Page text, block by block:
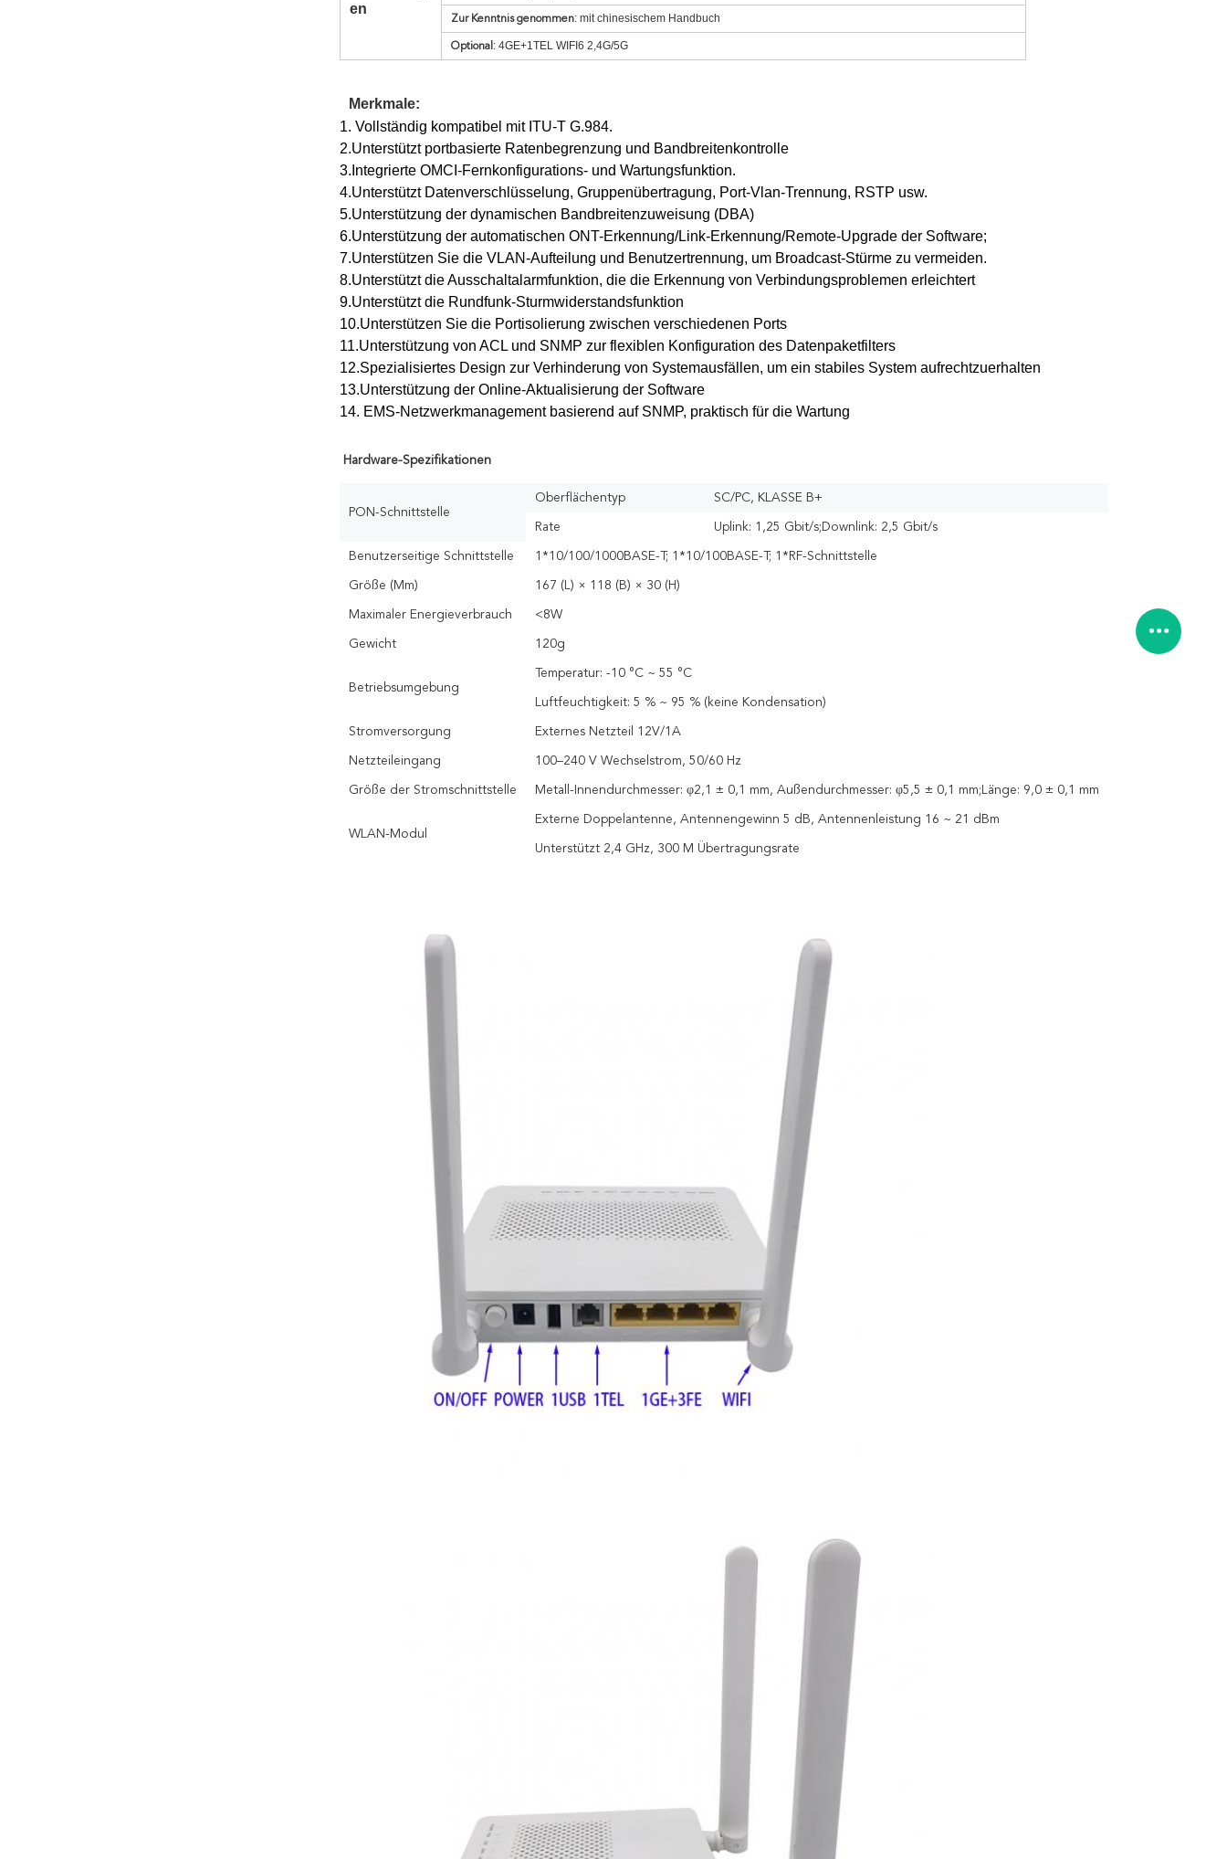
en
Zur Kenntnis genommen: mit chinesischem Handbuch
Optional : 4GE+1TEL WIFI6 2,4G/5G
Merkmale:
1. Vollständig kompatibel mit ITU-T G.984.
2.Unterstützt portbasierte Ratenbegrenzung und Bandbreitenkontrolle
3.Integrierte OMCI-Fernkonfigurations- und Wartungsfunktion.
4.Unterstützt Datenverschlüsselung, Gruppenübertragung, Port-Vlan-Trennung, RSTP usw.
5.Unterstützung der dynamischen Bandbreitenzuweisung (DBA)
6.Unterstützung der automatischen ONT-Erkennung/Link-Erkennung/Remote-Upgrade der Software;
7.Unterstützen Sie die VLAN-Aufteilung und Benutzertrennung, um Broadcast-Stürme zu vermeiden.
8.Unterstützt die Ausschaltalarmfunktion, die die Erkennung von Verbindungsproblemen erleichtert
9.Unterstützt die Rundfunk-Sturmwiderstandsfunktion
10.Unterstützen Sie die Portisolierung zwischen verschiedenen Ports
11.Unterstützung von ACL und SNMP zur flexiblen Konfiguration des Datenpaketfilters
12.Spezialisiertes Design zur Verhinderung von Systemausfällen, um ein stabiles System aufrechtzuerhalten
13.Unterstützung der Online-Aktualisierung der Software
14. EMS-Netzwerkmanagement basierend auf SNMP, praktisch für die Wartung
Hardware-Spezifikationen
PON-Schnittstelle
Oberflächentyp SC/PC, KLASSE B+
Rate Uplink: 1,25 Gbit/s;Downlink: 2,5 Gbit/s
Benutzerseitige Schnittstelle 1*10/100/1000BASE-T; 1*10/100BASE-T; 1*RF-Schnittstelle
Größe (Mm) 167 (L) × 118 (B) × 30 (H)
Maximaler Energieverbrauch <8W
Gewicht 120g
Betriebsumgebung
Temperatur: -10 °C ~ 55 °C
Luftfeuchtigkeit: 5 % ~ 95 % (keine Kondensation)
Stromversorgung Externes Netzteil 12V/1A
Netzteileingang 100–240 V Wechselstrom, 50/60 Hz
Größe der Stromschnittstelle Metall-Innendurchmesser: φ2,1 ± 0,1 mm, Außendurchmesser: φ5,5 ± 0,1 mm;Länge: 9,0 ± 0,1 mm
WLAN-Modul
Externe Doppelantenne, Antennengewinn 5 dB, Antennenleistung 16 ~ 21 dBm
Unterstützt 2,4 GHz, 300 M Übertragungsrate